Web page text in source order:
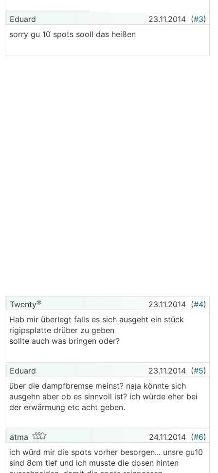
Eduard 23.11.2014 (#3)
sorry gu 10 spots sooll das heißen
Twenty 23.11.2014 (#4)
Hab mir überlegt falls es sich ausgeht ein stück
rigipsplatte drüber zu geben
sollte auch was bringen oder?
Eduard 23.11.2014 (#5)
über die dampfbremse meinst? naja könnte sich
ausgehn aber ob es sinnvoll ist? ich würde eher bei
der erwärmung etc acht geben.
atma 24.11.2014 (#6)
ich würd mir die spots vorher besorgen... unsre gu10
sind 8cm tief und ich musste die dosen hinten